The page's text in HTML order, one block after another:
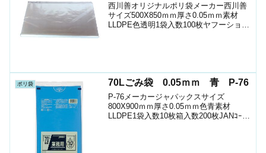
西川善オリジナルポリ袋メーカー西川善
サイズ500X850ｍｍ厚さ0.05ｍｍ素材
LLDPE色透明1袋入数100枚ヤフーショッ
ポリ袋 70Lごみ袋 0.05ｍｍ 青 P-76
P-76メーカージャパックスサイズ
800X900ｍｍ厚さ0.05ｍｍ色青素材
LLDPE1袋入数10枚箱入数200枚JANｺｰﾄﾞ